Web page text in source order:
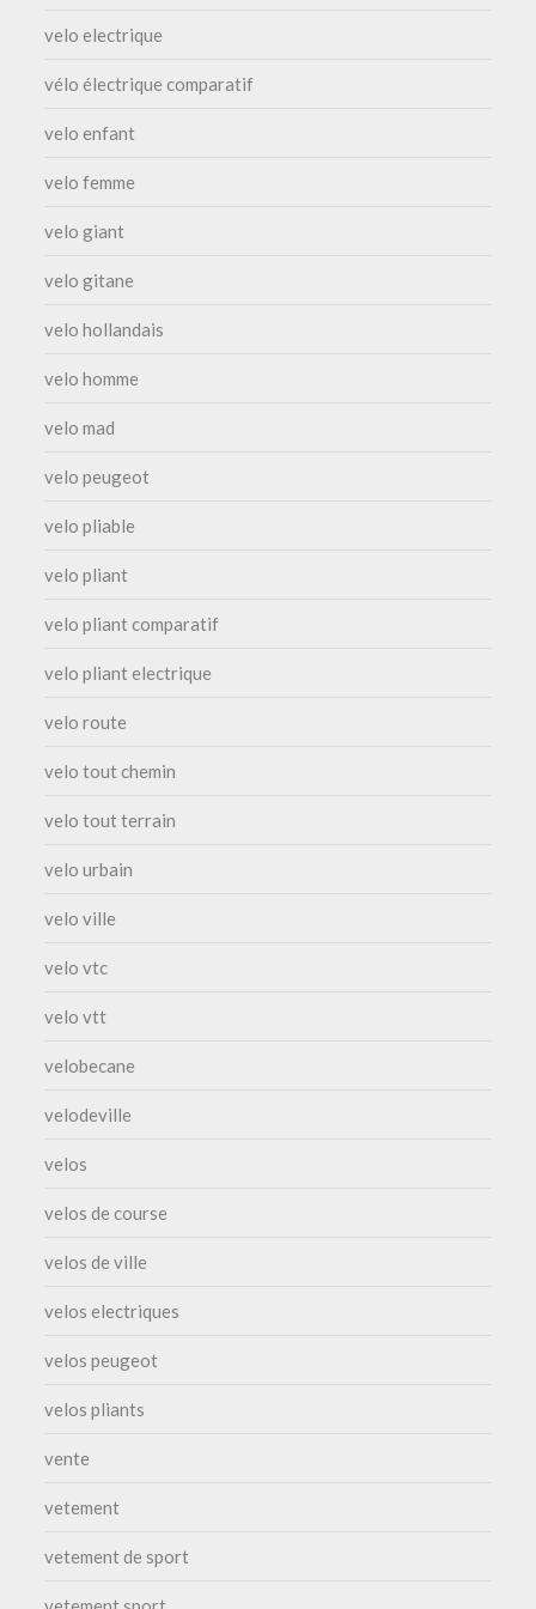
velo electrique
vélo électrique comparatif
velo enfant
velo femme
velo giant
velo gitane
velo hollandais
velo homme
velo mad
velo peugeot
velo pliable
velo pliant
velo pliant comparatif
velo pliant electrique
velo route
velo tout chemin
velo tout terrain
velo urbain
velo ville
velo vtc
velo vtt
velobecane
velodeville
velos
velos de course
velos de ville
velos electriques
velos peugeot
velos pliants
vente
vetement
vetement de sport